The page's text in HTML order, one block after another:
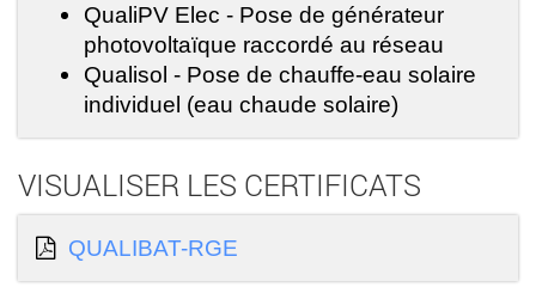
QualiPV Elec - Pose de générateur
photovoltaïque raccordé au réseau
Qualisol - Pose de chauffe-eau solaire
individuel (eau chaude solaire)
VISUALISER LES CERTIFICATS
QUALIBAT-RGE